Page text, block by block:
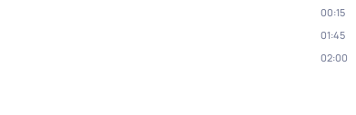
00:15
01:45
02:00